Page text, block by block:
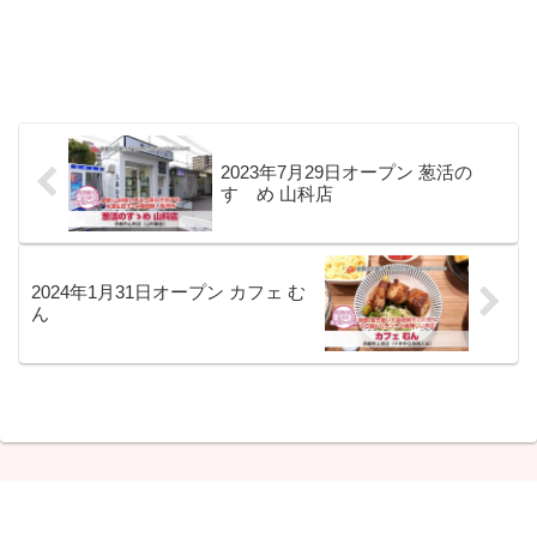
2023年7月29日オープン 葱活の
すゝめ 山科店
2024年1月31日オープン カフェ む
ん